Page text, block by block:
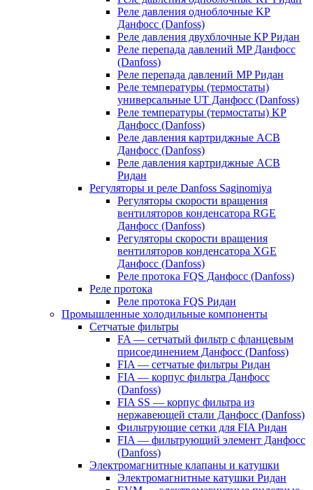
Реле давления одноблочные KP
Данфосс (Danfoss)
Реле давления двухблочные KP Ридан
Реле перепада давлений MP Данфосс
(Danfoss)
Реле перепада давлений MP Ридан
Реле температуры (термостаты)
универсальные UT Данфосс (Danfoss)
Реле температуры (термостаты) KP
Данфосс (Danfoss)
Реле давления картриджные ACB
Данфосс (Danfoss)
Реле давления картриджные ACB
Ридан
Регуляторы и реле Danfoss Saginomiya
Регуляторы скорости вращения
вентиляторов конденсатора RGE
Данфосс (Danfoss)
Регуляторы скорости вращения
вентиляторов конденсатора XGE
Данфосс (Danfoss)
Реле протока FQS Данфосс (Danfoss)
Реле протока
Реле протока FQS Ридан
Промышленные холодильные компоненты
Сетчатые фильтры
FA — сетчатый фильтр с фланцевым
присоединением Данфосс (Danfoss)
FIA — сетчатые фильтры Ридан
FIA — корпус фильтра Данфосс
(Danfoss)
FIA SS — корпус фильтра из
нержавеющей стали Данфосс (Danfoss)
Фильтрующие сетки для FIA Ридан
FIA — фильтрующий элемент Данфосс
(Danfoss)
Электромагнитные клапаны и катушки
Электромагнитные катушки Ридан